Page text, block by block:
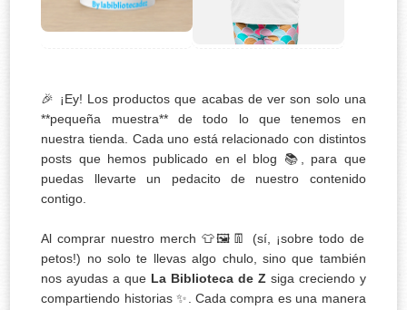
🎉 ¡Ey! Los productos que acabas de ver son solo una
**pequeña muestra** de todo lo que tenemos en
nuestra tienda. Cada uno está relacionado con distintos
posts que hemos publicado en el blog 📚, para que
puedas llevarte un pedacito de nuestro contenido
contigo.
Al comprar nuestro merch 👕🖼️👖 (sí, ¡sobre todo de
petos!) no solo te llevas algo chulo, sino que también
nos ayudas a que La Biblioteca de Z siga creciendo y
compartiendo historias ✨. Cada compra es una manera